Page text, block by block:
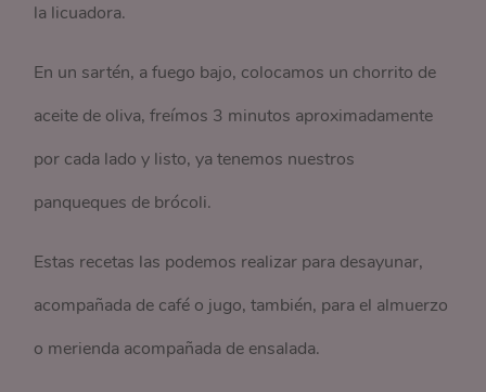
la licuadora.
En un sartén, a fuego bajo, colocamos un chorrito de
aceite de oliva, freímos 3 minutos aproximadamente
por cada lado y listo, ya tenemos nuestros
panqueques de brócoli.
Estas recetas las podemos realizar para desayunar,
acompañada de café o jugo, también, para el almuerzo
o merienda acompañada de ensalada.